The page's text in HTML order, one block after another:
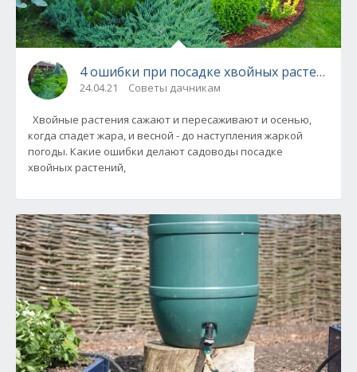
4 ошибки при посадке хвойных растений
24.04.21 Советы дачникам
Хвойные растения сажают и пересаживают и осенью,
когда спадет жара, и весной - до наступления жаркой
погоды. Какие ошибки делают садоводы посадке
хвойных растений,